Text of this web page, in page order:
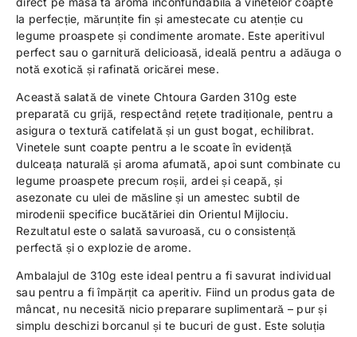
la perfecție, mărunțite fin și amestecate cu atenție cu
legume proaspete și condimente aromate. Este aperitivul
perfect sau o garnitură delicioasă, ideală pentru a adăuga o
notă exotică și rafinată oricărei mese.
Această salată de vinete Chtoura Garden 310g este
preparată cu grijă, respectând rețete tradiționale, pentru a
asigura o textură catifelată și un gust bogat, echilibrat.
Vinetele sunt coapte pentru a le scoate în evidență
dulceața naturală și aroma afumată, apoi sunt combinate cu
legume proaspete precum roșii, ardei și ceapă, și
asezonate cu ulei de măsline și un amestec subtil de
mirodenii specifice bucătăriei din Orientul Mijlociu.
Rezultatul este o salată savuroasă, cu o consistență
perfectă și o explozie de arome.
Ambalajul de 310g este ideal pentru a fi savurat individual
sau pentru a fi împărțit ca aperitiv. Fiind un produs gata de
mâncat, nu necesită nicio preparare suplimentară – pur și
simplu deschizi borcanul și te bucuri de gust. Este soluția